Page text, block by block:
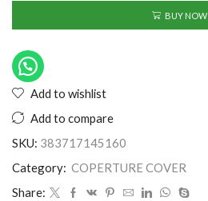
BUY NOW
Add to wishlist
Add to compare
SKU: 383717145160
Category: COPERTURE COVER
Share: